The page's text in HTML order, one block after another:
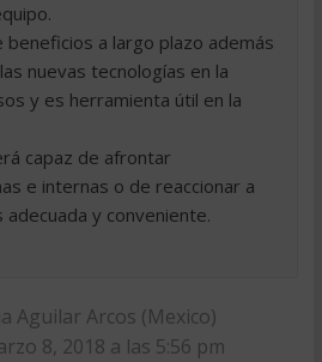
beneficios a largo plazo además
nuevas tecnologías en la
y es herramienta útil en la
capaz de afrontar
e internas o de reaccionar a
y conveniente.
Aguilar Arcos (Mexico)
8, 2018 a las 5:56 pm